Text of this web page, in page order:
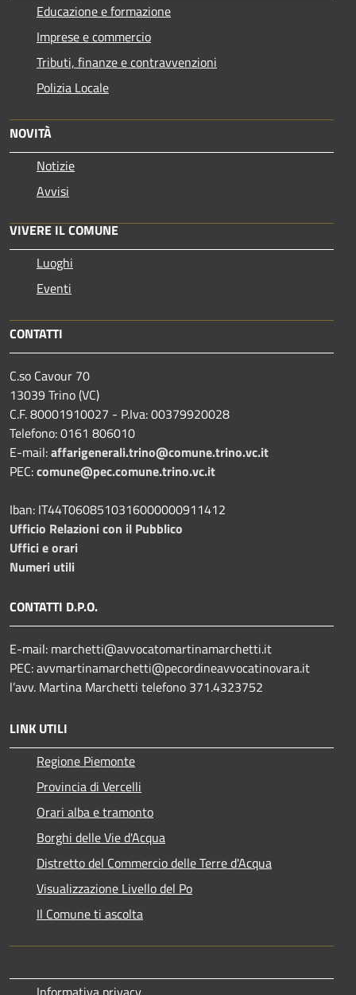
Educazione e formazione
Imprese e commercio
Tributi, finanze e contravvenzioni
Polizia Locale
NOVITÀ
Notizie
Avvisi
VIVERE IL COMUNE
Luoghi
Eventi
CONTATTI
C.so Cavour 70
13039 Trino (VC)
C.F. 80001910027 - P.Iva: 00379920028
Telefono: 0161 806010
E-mail:affarigenerali.trino@comune.trino.vc.it
PEC:comune@pec.comune.trino.vc.it
Iban: IT44T0608510316000000911412
Ufficio Relazioni con il Pubblico
Uffici e orari
Numeri utili
CONTATTI D.P.O.
E-mail: marchetti@avvocatomartinamarchetti.it
PEC:avvmartinamarchetti@pecordineavvocatinovara.it
l’avv. Martina Marchetti telefono 371.4323752
LINK UTILI
Regione Piemonte
Provincia di Vercelli
Orari alba e tramonto
Borghi delle Vie d'Acqua
Distretto del Commercio delle Terre d'Acqua
Visualizzazione Livello del Po
Il Comune ti ascolta